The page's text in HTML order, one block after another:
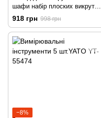
шафи набір плоских викруток
7 шт YATO YT-5535
918 грн 998 грн
−8%